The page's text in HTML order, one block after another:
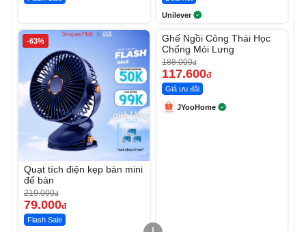
Unilever
-63%
Quạt tích điện kẹp bàn mini
để bàn
219.000đ
79.000đ
Flash Sale
-37%
Ghế Ngồi Công Thái Học
Chống Mỏi Lưng
188.000đ
117.600đ
Giá ưu đãi
JYooHome